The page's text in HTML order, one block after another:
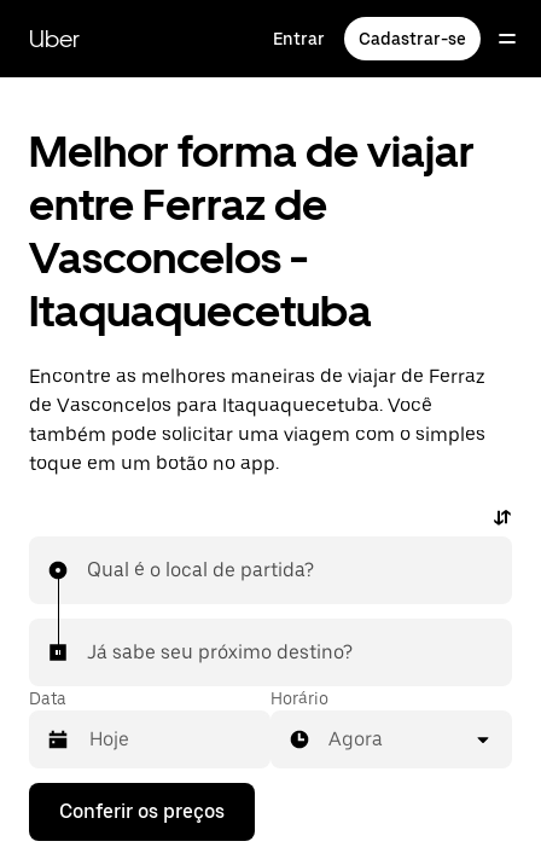
para
conteúdo
Uber Entrar Cadastrar-se
Melhor forma de viajar
entre Ferraz de
Vasconcelos -
Itaquaquecetuba
Encontre as melhores maneiras de viajar de Ferraz
de Vasconcelos para Itaquaquecetuba. Você
também pode solicitar uma viagem com o simples
toque em um botão no app.
Qual é o local de partida?
Já sabe seu próximo destino?
Data
Pressione
seta
Horário
Agora
Conferir os preços